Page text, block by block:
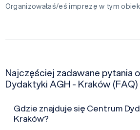
Organizowałaś/eś imprezę w tym
Najczęściej zadawane pytania
Dydaktyki AGH - Kraków (FAQ)
Gdzie znajduje się Centrum
Kraków?